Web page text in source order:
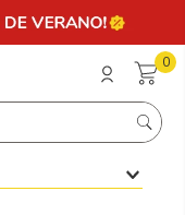
0
más buscados